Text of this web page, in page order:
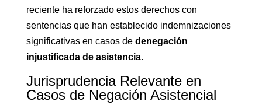
reciente ha reforzado estos derechos con
sentencias que han establecido indemnizaciones
significativas en casos de denegación
injustificada de asistencia.
Jurisprudencia Relevante en
Casos de Negación Asistencial